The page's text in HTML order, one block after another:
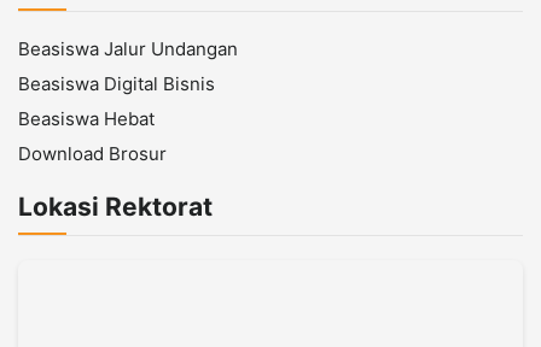
Beasiswa Jalur Undangan
Beasiswa Digital Bisnis
Beasiswa Hebat
Download Brosur
Lokasi Rektorat